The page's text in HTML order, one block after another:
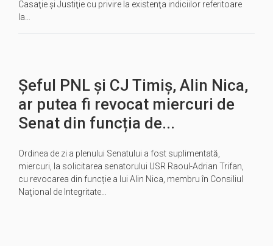
Casaţie şi Justiţie cu privire la existenţa indiciilor referitoare
la…
Șeful PNL și CJ Timiș, Alin Nica,
ar putea fi revocat miercuri de
Senat din funcția de...
Ordinea de zi a plenului Senatului a fost suplimentată,
miercuri, la solicitarea senatorului USR Raoul-Adrian Trifan,
cu revocarea din funcție a lui Alin Nica, membru în Consiliul
Naţional de Integritate…